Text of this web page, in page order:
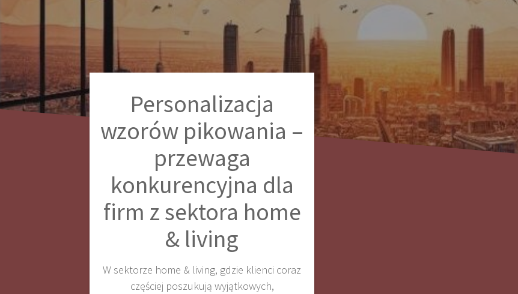
Personalizacja
wzorów pikowania –
przewaga
konkurencyjna dla
firm z sektora home
& living
W sektorze home & living, gdzie klienci coraz
częściej poszukują wyjątkowych,